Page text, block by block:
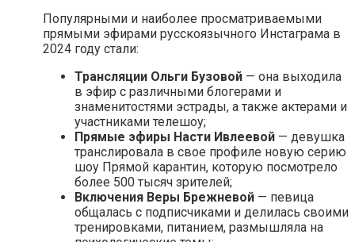
Популярными и наиболее просматриваемыми
прямыми эфирами русскоязычного Инстаграма в
2024 году стали:
Трансляции Ольги Бузовой — она выходила
в эфир с различными блогерами и
знаменитостями эстрады, а также актерами и
участниками телешоу;
Прямые эфиры Насти Ивлеевой — девушка
транслировала в свое профиле новую серию
шоу Прямой карантин, которую посмотрело
более 500 тысяч зрителей;
Включения Веры Брежневой — певица
общалась с подписчиками и делилась своими
тренировками, питанием, размышляла на